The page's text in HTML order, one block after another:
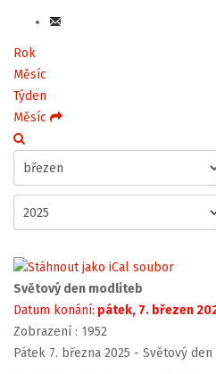
Rok
Měsíc
Týden
Měsíc
Světový den modliteb
Datum konání: pátek, 7. březen
Zobrazení : 1952
Pátek 7. března 2025 - Světový